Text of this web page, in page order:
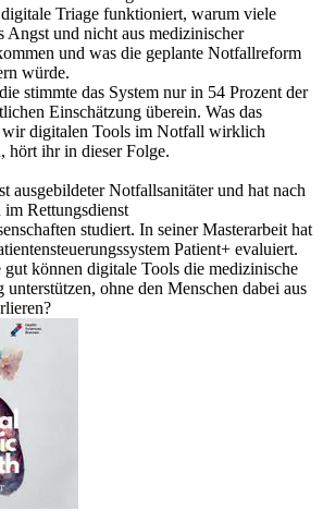
Triage funktioniert, warum viele
Angst und nicht aus medizinischer
und was die geplante Notfallreform
würde.
stimmte das System nur in 54 Prozent der
Einschätzung überein. Was das
wir digitalen Tools im Notfall wirklich
hört ihr in dieser Folge.
ausgebildeter Notfallsanitäter und hat nach
im Rettungsdienst
studiert. In seiner Masterarbeit hat
Patient+ evaluiert.
gut können digitale Tools die medizinische
unterstützen, ohne den Menschen dabei aus